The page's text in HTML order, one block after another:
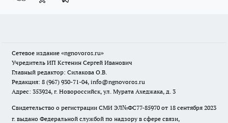
Сетевое издание «ngnovoros.ru»
Учредитель ИП Кстенин Сергей Иванович
Главный редактор: Силакова О.В.
Редакция: 8 (967) 930-71-04, info@ngnovoros.ru
Адрес: 353924, г. Новороссийск, ул. Мурата Ахеджака, д. 3
Свидетельство о регистрации СМИ ЭЛ№ФС77-85970 от 18 сентября 2023
г. выдано Федеральной службой по надзору в сфере связи,